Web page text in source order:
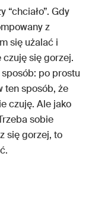
“chciało”. Gdy
z
się użalać i
czuję się gorzej.
po prostu
ten sposób, że
czuję. Ale jako
sobie
się gorzej, to